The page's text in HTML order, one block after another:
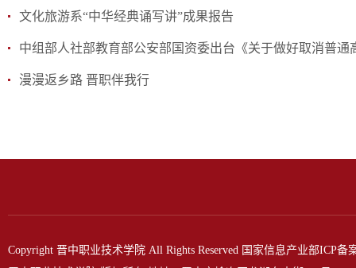
文化旅游系“中华经典诵写讲”成果报告
中组部人社部教育部公安部国资委出台《关于做好取消普
漫漫返乡路 晋职伴我行
Copyright 晋中职业技术学院 All Rights Reserved 国家信息产业部ICP备